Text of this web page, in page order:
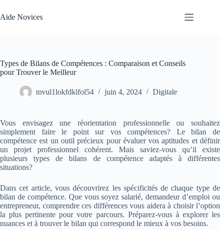
au
contenu
Aide Novices
Types de Bilans de Compétences : Comparaison et Conseils
pour Trouver le Meilleur
mvul1lokfdklfol54 juin 4, 2024 Digitale
Vous envisagez une réorientation professionnelle ou souhaitez
simplement faire le point sur vos compétences? Le bilan de
compétence est un outil précieux pour évaluer vos aptitudes et définir
un projet professionnel cohérent. Mais saviez-vous qu’il existe
plusieurs types de bilans de compétence adaptés à différentes
situations?
Dans cet article, vous découvrirez les spécificités de chaque type de
bilan de compétence. Que vous soyez salarié, demandeur d’emploi ou
entrepreneur, comprendre ces différences vous aidera à choisir l’option
la plus pertinente pour votre parcours. Préparez-vous à explorer les
nuances et à trouver le bilan qui correspond le mieux à vos besoins.